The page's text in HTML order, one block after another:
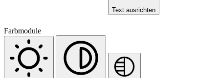
Text ausrichten
Farbmodule